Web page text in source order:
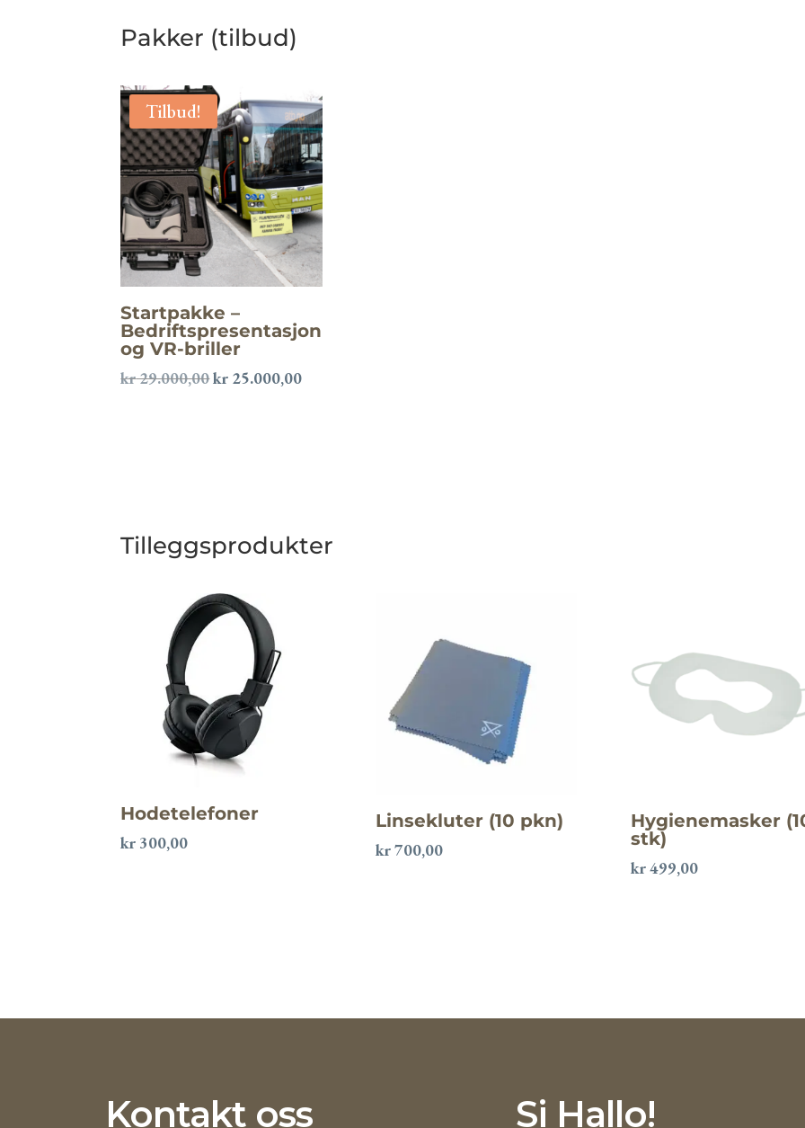
Pakker (tilbud)
Tilbud!
Startpakke –
Bedriftspresentasjon
og VR-briller
kr29.000,00Opprinnelig
kr 25.000,00Nåværende
Tilleggsprodukter
Hodetelefoner
kr 300,00
Linsekluter (10 pkn)
kr700,00
Hygienemasker
stk)
kr499,00
Kontakt oss Si Hallo!